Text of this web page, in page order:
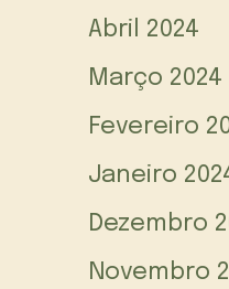
Abril 2024
Março 2024
Fevereiro
Janeiro
Dezembro
Novembro